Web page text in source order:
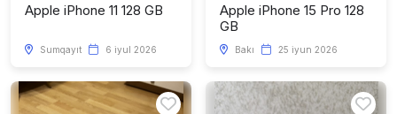
Apple iPhone 11 128 GB
Sumqayıt 6 iyul 2026
Apple iPhone 15 Pro 128
GB
Bakı 25 iyun 2026